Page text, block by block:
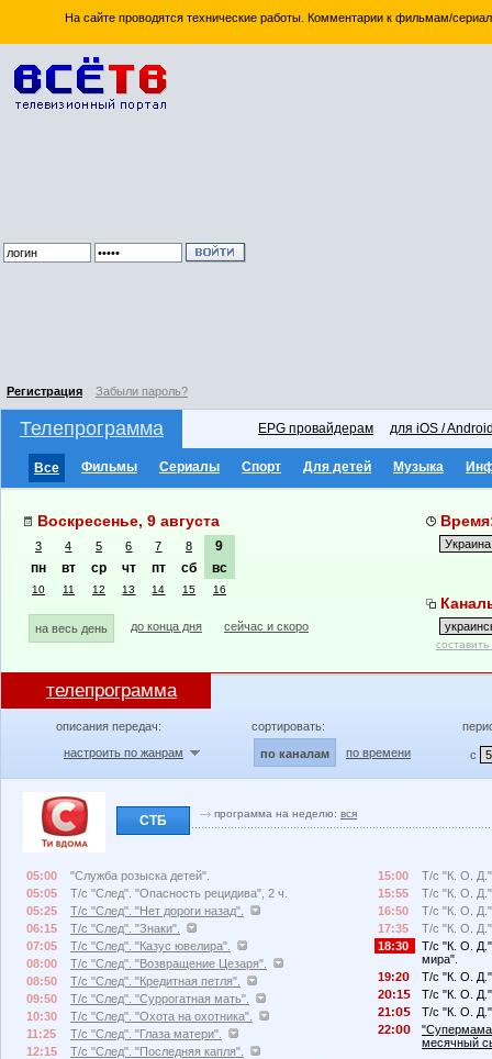
На сайте проводятся технические работы. Комментарии к фильмам/
Регистрация Забыли пароль?
Телепрограмма EPG провайдерам для iOS /
Все Фильмы Сериалы Спорт Для детей Музыка
Воскресенье, 9 августа
3 4 5 6 7 8
9
пн
вт ср чт пт сб вс
10 11 12 13 14 15 16
на весь день до конца дня сейчас и скоро
телепрограмма
описания передач:
настроить по жанрам
сортировать:
по каналам по времени с
СТБ программа на неделю: вся
05:00
"Служба розыска детей".
05:05
Т/с "След". "Опасность рецидива", 2 ч.
05:25
Т/с "След". "Нет дороги назад".
06:15
Т/с "След". "Знаки".
07:05
Т/с "След". "Казус ювелира".
08:00
Т/с "След". "Возвращение Цезаря".
08:50
Т/с "След". "Кредитная петля".
09:50
Т/с "След". "Суррогатная мать".
10:30
Т/с "След". "Охота на охотника".
11:25
Т/с "След". "Глаза матери".
12:15
Т/с "След". "Последняя капля".
15:00
Т/с "К. О.
15:55
Т/с "К. О.
16:50
Т/с "К. О.
17:35
Т/с "К. О.
18:30
Т/с "К. О.
мира".
19:2
Т/с "К. О.
2
:1
Т/с "К. О.
21:
Т/с "К. О.
22:
месячный